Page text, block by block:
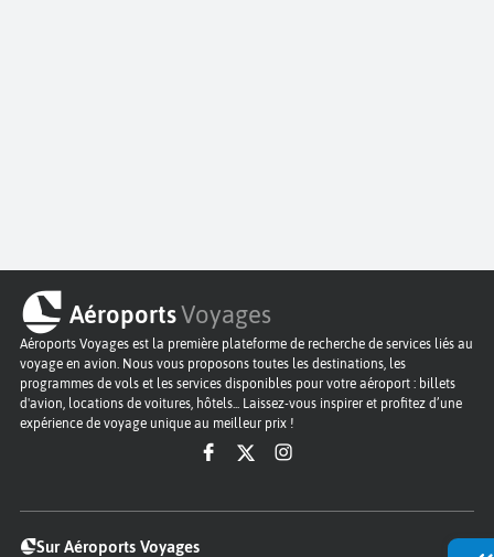
AéroportsVoyages
Aéroports Voyages est la première plateforme de recherche de services liés au
voyage en avion. Nous vous proposons toutes les destinations, les
programmes de vols et les services disponibles pour votre aéroport : billets
d'avion, locations de voitures, hôtels... Laissez-vous inspirer et profitez d’une
expérience de voyage unique au meilleur prix !
Sur Aéroports Voyages